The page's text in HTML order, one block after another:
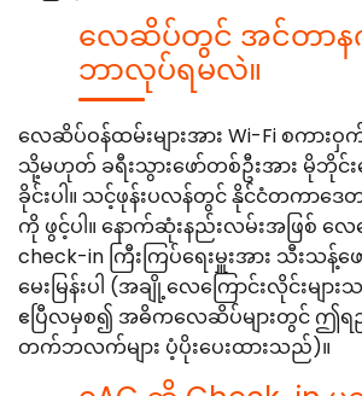
လေဆိပ်တွင် အင်တာန
ဘာလုပ်ရမလဲ။
လေဆိပ်ဝန်ထမ်းများအား Wi-Fi စကားဝှက်
သို့မဟုတ် ခရီးသွားဖော်တစ်ဦးအား မိုဘိုင်း
ခိုင်းပါ။ သင့်ဖုန်းပလန်တွင် နိုင်ငံတကာဒေတ
ကို ဖွင့်ပါ။ နောက်ဆုံးနည်းလမ်းအဖြစ် လေ
check-in ကြီးကြပ်ရေးမှူးအား သီးသန့်
မေးမြန်းပါ (အချို့လေကြောင်းလိုင်းမျာ
ဧပြီလမှစ၍ အဓိကလေဆိပ်များတွင်
တက်ဘလက်များ ပံ့ပိုးပေးထားသည်)။